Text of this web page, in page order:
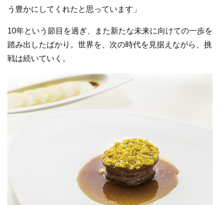
う豊かにしてくれたと思っています」
10年という節目を過ぎ、また新たな未来に向けての一歩を
踏み出したばかり。世界を、次の時代を見据えながら、挑
戦は続いていく。